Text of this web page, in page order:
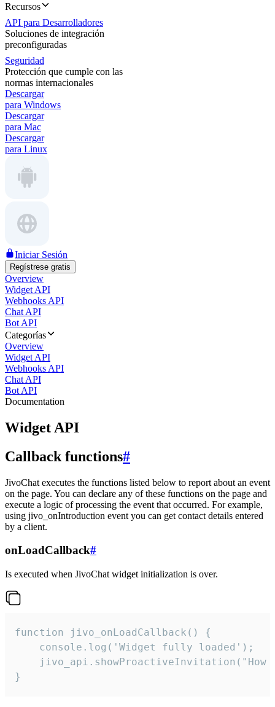
Recursos
API para Desarrolladores
Soluciones de integración
preconfiguradas
Seguridad
Protección que cumple con las
normas internacionales
Descargar
para Windows
Descargar
para Mac
Descargar
para Linux
Iniciar Sesión
Regístrese gratis
Overview
Widget API
Webhooks API
Chat API
Bot API
Categorías
Overview
Widget API
Webhooks API
Chat API
Bot API
Documentation
Widget API
Callback functions#
JivoChat executes the functions listed below to report about an event
on the page. You can declare any of these functions on the page and
execute a logic of processing the event that occurred. For example,
using jivo_onIntroduction event you can get contact details entered
by a client.
onLoadCallback#
Is executed when JivoChat widget initialization is over.
function jivo_onLoadCallback() {
    console.log('Widget fully loaded');
jivo_api.showProactiveInvitation("How
}